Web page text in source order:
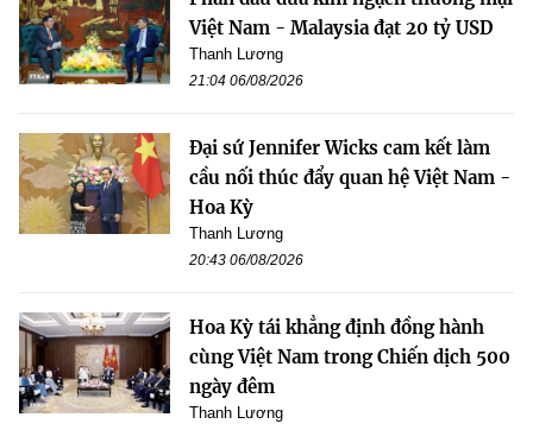
Việt Nam - Malaysia đạt 20 tỷ USD
Thanh Lương
21:04 06/08/2026
Đại sứ Jennifer Wicks cam kết làm
cầu nối thúc đẩy quan hệ Việt Nam -
Hoa Kỳ
Thanh Lương
20:43 06/08/2026
Hoa Kỳ tái khẳng định đồng hành
cùng Việt Nam trong Chiến dịch 500
ngày đêm
Thanh Lương